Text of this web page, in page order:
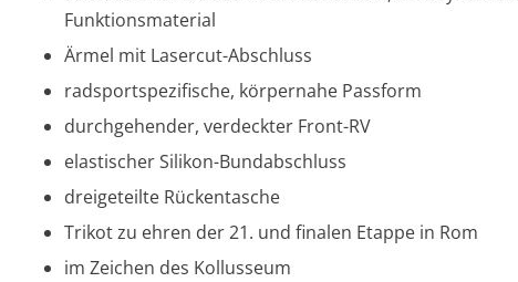
Funktionsmaterial
Ärmel mit Lasercut-Abschluss
radsportspezifische, körpernahe Passform
durchgehender, verdeckter Front-RV
elastischer Silikon-Bundabschluss
dreigeteilte Rückentasche
Trikot zu ehren der 21. und finalen Etappe in Rom
im Zeichen des Kollusseum